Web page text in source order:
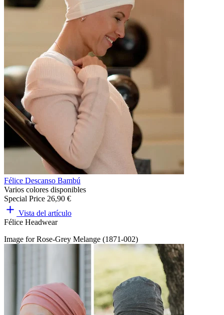
Félice Descanso Bambú
Varios colores disponibles
Special Price 26,90 €
Vista del artículo
Félice Headwear
Image for Rose-Grey Melange (1871-002)